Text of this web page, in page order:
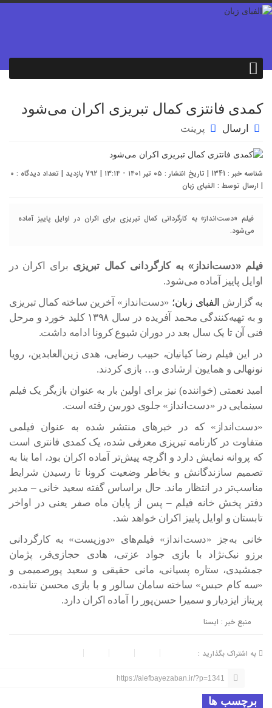
کمدی فانتزی کمال تبریزی اکران می‌شود
ارسال پرینت
شناسه خبر : 1341 | تاریخ انتشار : ۰۵ تیر ۱۴۰۱ - ۱۳:۱۴ | 792 بازدید | تعداد دیدگاه :
0
| ارسال توسط : الفبای زبان
فیلم «دست‌انداز» به کارگردانی کمال تبریزی برای اکران در اوایل پاییز آماده
می‌شود.
فیلم «دست‌انداز» به کارگردانی کمال تبریزی برای اکران در
اوایل پاییز آماده می‌شود.
به گزارش الفبای زبان؛ «دست‌انداز» آخرین ساخته کمال تبریزی
و به تهیه‌کنندگی محمد آفریده در سال ۱۳۹۸ کلید خورد و مرحل
فنی آن تا یک سال بعد در دوران شیوع کرونا ادامه داشت.
در این فیلم رضا کیانیان، حبیب رضایی، هدی زین‌العابدین، رویا
نونهالی و همایون ارشادی و… بازی کردند.
امید نعمتی (خواننده) نیز برای اولین بار به عنوان بازیگر یک فیلم
سینمایی در «دست‌انداز» جلوی دوربین رفته است.
«دست‌انداز» که در خبرهای منتشر شده به عنوان فیلمی
متفاوت در کارنامه تبریزی معرفی شده، یک کمدی فانتری است
که پروانه نمایش دارد و اگرچه پیش‌تر آماده اکران بود، اما بنا به
تصمیم سازندگانش و بخاطر وضعیت کرونا تا رسیدن شرایط
مناسب‌تر در انتظار ماند. حال براساس گفته سعید خانی – مدیر
دفتر پخش خانه فیلم – پس از پایان ماه صفر یعنی در اواخر
تابستان و اوایل پاییز اکران خواهد شد.
خانی به‌جز «دست‌انداز» فیلم‌های «دوزیست» به کارگردانی
برزو نیک‌نژاد با بازی جواد عزتی، هادی حجازی‌فر، پژمان
جمشیدی، ستاره پسیانی، مانی حقیقی و سعید پورصمیمی و
«سه‌ کام حبس» ساخته سامان سالور و با بازی محسن تنابنده،
پریناز ایزدیار و سمیرا حسن‌پور را آماده اکران دارد.
منبع خبر : ایسنا
به اشتراک بگذارید :
https://alefbayezaban.ir/?p=1341
برچسب ها